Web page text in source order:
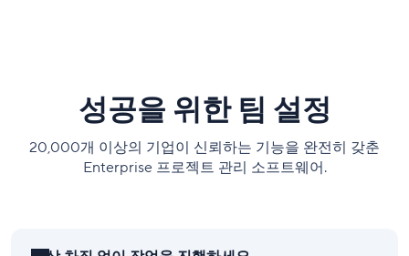
성공을 위한 팀 설정
20,000개 이상의 기업이 신뢰하는 기능을 완전히 갖춘
Enterprise 프로젝트 관리 소프트웨어.